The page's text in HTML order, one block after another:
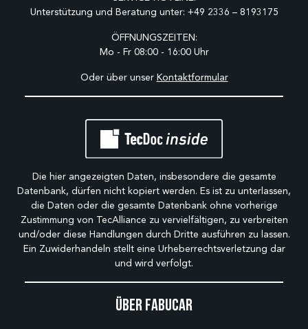
Über Fabucar
Unterstützung und Beratung unter: +49 2336 – 8193175
ÖFFNUNGSZEITEN:
Mo - Fr 08:00 - 16:00 Uhr
Oder über unser Kontaktformular
Die hier angezeigten Daten, insbesondere die gesamte
Datenbank, dürfen nicht kopiert werden. Es ist zu unterlassen,
die Daten oder die gesamte Datenbank ohne vorherige
Zustimmung von TecAlliance zu vervielfältigen, zu verbreiten
und/oder diese Handlungen durch Dritte ausführen zu lassen.
Ein Zuwiderhandeln stellt eine Urheberrechtsverletzung dar
und wird verfolgt.